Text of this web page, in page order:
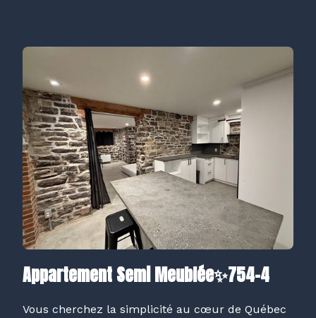
Appartement Semi Meublée✨754-4
Vous cherchez la simplicité au cœur de Québec